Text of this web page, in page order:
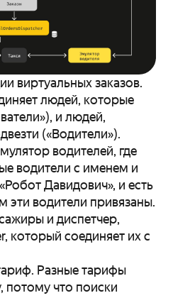
виртуальных заказов.
людей, которые
и людей,
(«Водители»).
водителей, где
водители с именем и
Давидович», и есть
эти водители привязаны.
и диспетчер,
который соединяет их с
Разные тарифы
потому что поиски